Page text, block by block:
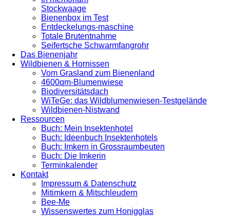
Stockwaage
Bienenbox im Test
Entdeckelungs-maschine
Totale Brutentnahme
Seifertsche Schwarmfangrohr
Das Bienenjahr
Wildbienen & Hornissen
Vom Grasland zum Bienenland
4600qm-Blumenwiese
Biodiversitätsdach
WiTeGe: das Wildblumenwiesen-Testgelände
Wildbienen-Nistwand
Ressourcen
Buch: Mein Insektenhotel
Buch: Ideenbuch Insektenhotels
Buch: Imkern in Grossraumbeuten
Buch: Die Imkerin
Terminkalender
Kontakt
Impressum & Datenschutz
Mitimkern & Mitschleudern
Bee-Me
Wissenswertes zum Honigglas